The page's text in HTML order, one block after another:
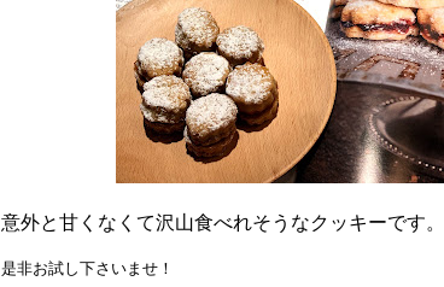
意外と甘くなくて沢山食べれそうなクッキーです。
是非お試し下さいませ！